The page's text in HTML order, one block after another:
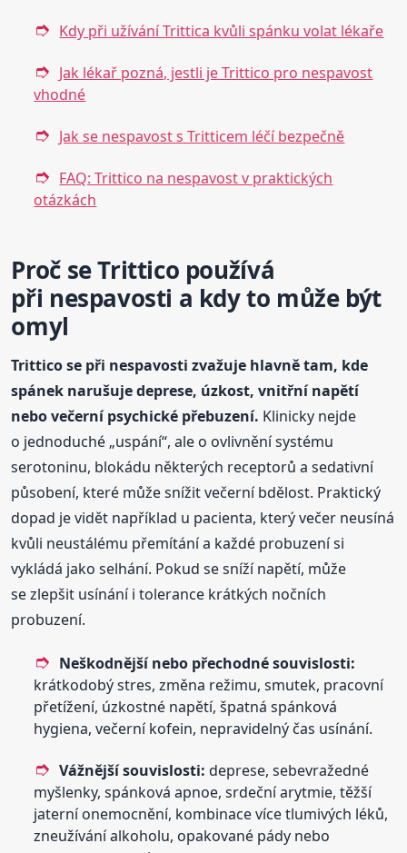
Kdy při užívání Trittica kvůli spánku volat lékaře
Jak lékař pozná, jestli je Trittico pro nespavost
vhodné
Jak se nespavost s Tritticem léčí bezpečně
FAQ: Trittico na nespavost v praktických
otázkách
Proč se Trittico používá
při nespavosti a kdy to může být
omyl
Trittico se při nespavosti zvažuje hlavně tam, kde
spánek narušuje deprese, úzkost, vnitřní napětí
nebo večerní psychické přebuzení. Klinicky nejde
o jednoduché „uspání“, ale o ovlivnění systému
serotoninu, blokádu některých receptorů a sedativní
působení, které může snížit večerní bdělost. Praktický
dopad je vidět například u pacienta, který večer neusíná
kvůli neustálému přemítání a každé probuzení si
vykládá jako selhání. Pokud se sníží napětí, může
se zlepšit usínání i tolerance krátkých nočních
probuzení.
Neškodnější nebo přechodné souvislosti:
krátkodobý stres, změna režimu, smutek, pracovní
přetížení, úzkostné napětí, špatná spánková
hygiena, večerní kofein, nepravidelný čas usínání.
Vážnější souvislosti: deprese, sebevražedné
myšlenky, spánková apnoe, srdeční arytmie, těžší
jaterní onemocnění, kombinace více tlumivých léků,
zneužívání alkoholu, opakované pády nebo